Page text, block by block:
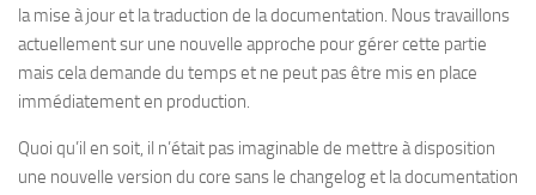
la mise à jour et la traduction de la documentation. Nous travaillons
actuellement sur une nouvelle approche pour gérer cette partie
mais cela demande du temps et ne peut pas être mis en place
immédiatement en production.
Quoi qu’il en soit, il n’était pas imaginable de mettre à disposition
une nouvelle version du core sans le changelog et la documentation